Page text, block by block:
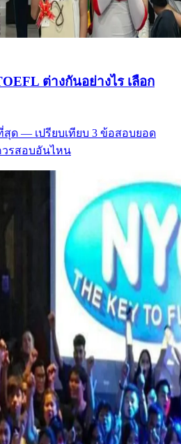
ต่างกันอย่างไร เลือก
ด — เปรียบเทียบ 3 ข้อสอบยอด
รสอบอันไหน